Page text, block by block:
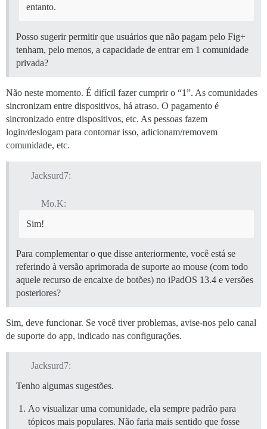
entanto.
Posso sugerir permitir que usuários que não pagam pelo Fig+
tenham, pelo menos, a capacidade de entrar em 1 comunidade
privada?
Não neste momento. É difícil fazer cumprir o “1”. As comunidades
sincronizam entre dispositivos, há atraso. O pagamento é
sincronizado entre dispositivos, etc. As pessoas fazem
login/deslogam para contornar isso, adicionam/removem
comunidade, etc.
Jacksurd7:
Mo.K:
Sim!
Para complementar o que disse anteriormente, você está se
referindo à versão aprimorada de suporte ao mouse (com todo
aquele recurso de encaixe de botões) no iPadOS 13.4 e versões
posteriores?
Sim, deve funcionar. Se você tiver problemas, avise-nos pelo canal
de suporte do app, indicado nas configurações.
Jacksurd7:
Tenho algumas sugestões.
Ao visualizar uma comunidade, ela sempre padrão para
tópicos mais populares. Não faria mais sentido que fosse